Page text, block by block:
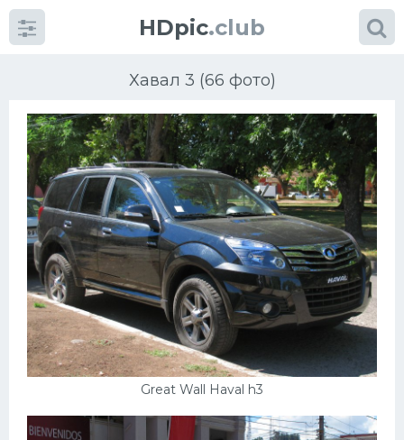
HDpic.club
Хавал 3 (66 фото)
Great Wall Haval h3
Категории
Разное
Автомобили
Красивые фото машин
УРАЛ
Пежо